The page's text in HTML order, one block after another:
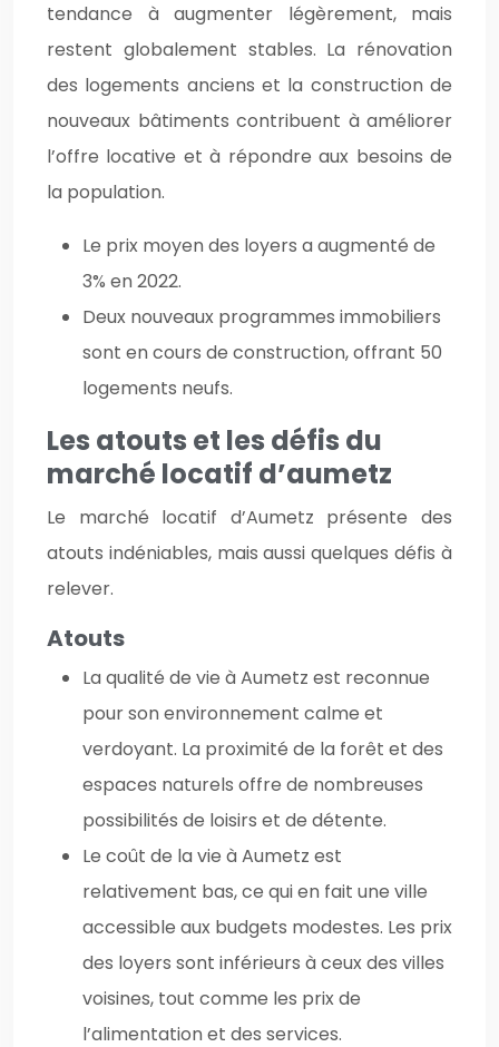
tendance à augmenter légèrement, mais
restent globalement stables. La rénovation
des logements anciens et la construction de
nouveaux bâtiments contribuent à améliorer
l’offre locative et à répondre aux besoins de
la population.
Le prix moyen des loyers a augmenté de
3% en 2022.
Deux nouveaux programmes immobiliers
sont en cours de construction, offrant 50
logements neufs.
Les atouts et les défis du
marché locatif d’aumetz
Le marché locatif d’Aumetz présente des
atouts indéniables, mais aussi quelques défis à
relever.
Atouts
La qualité de vie à Aumetz est reconnue
pour son environnement calme et
verdoyant. La proximité de la forêt et des
espaces naturels offre de nombreuses
possibilités de loisirs et de détente.
Le coût de la vie à Aumetz est
relativement bas, ce qui en fait une ville
accessible aux budgets modestes. Les prix
des loyers sont inférieurs à ceux des villes
voisines, tout comme les prix de
l’alimentation et des services.